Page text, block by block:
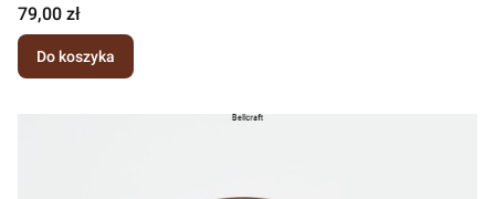
Cena
79,00 zł
Do koszyka